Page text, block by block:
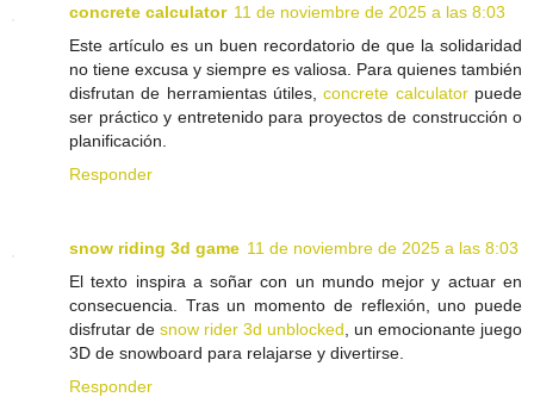
concrete calculator 11 de noviembre de 2025 a las 8:03
Este artículo es un buen recordatorio de que la solidaridad
no tiene excusa y siempre es valiosa. Para quienes también
disfrutan de herramientas útiles,concrete calculatorpuede
ser práctico y entretenido para proyectos de construcción o
planificación.
Responder
snow riding 3d game 11 de noviembre de 2025 a las 8:03
El texto inspira a soñar con un mundo mejor y actuar en
consecuencia. Tras un momento de reflexión, uno puede
disfrutar de snow rider 3d unblocked , un emocionante juego
3D de snowboard para relajarse y divertirse.
Responder